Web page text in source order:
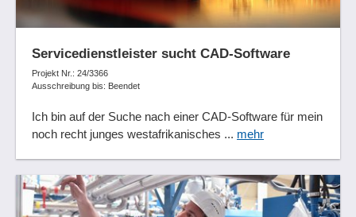
Servicedienstleister sucht CAD-Software
Projekt Nr.: 24/3366
Ausschreibung bis: Beendet
Ich bin auf der Suche nach einer CAD-Software für mein
noch recht junges westafrikanisches ... mehr